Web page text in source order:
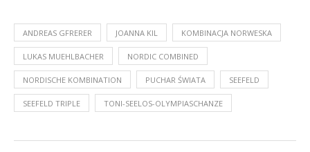
ANDREAS GFRERER JOANNA KIL KOMBINACJA NORWESKA
LUKAS MUEHLBACHER NORDIC COMBINED
NORDISCHE KOMBINATION PUCHAR ŚWIATA SEEFELD
SEEFELD TRIPLE TONI-SEELOS-OLYMPIASCHANZE